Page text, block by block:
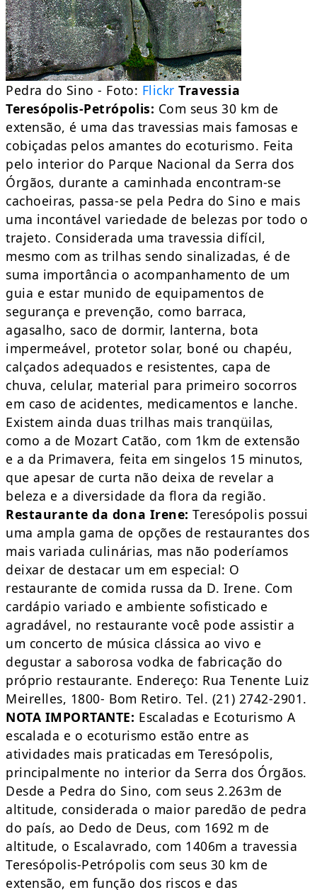
Pedra do Sino - Foto: Flickr Travessia
Teresópolis-Petrópolis: Com seus 30 km de
extensão, é uma das travessias mais famosas e
cobiçadas pelos amantes do ecoturismo. Feita
pelo interior do Parque Nacional da Serra dos
Órgãos, durante a caminhada encontram-se
cachoeiras, passa-se pela Pedra do Sino e mais
uma incontável variedade de belezas por todo o
trajeto. Considerada uma travessia difícil,
mesmo com as trilhas sendo sinalizadas, é de
suma importância o acompanhamento de um
guia e estar munido de equipamentos de
segurança e prevenção, como barraca,
agasalho, saco de dormir, lanterna, bota
impermeável, protetor solar, boné ou chapéu,
calçados adequados e resistentes, capa de
chuva, celular, material para primeiro socorros
em caso de acidentes, medicamentos e lanche.
Existem ainda duas trilhas mais tranqüilas,
como a de Mozart Catão, com 1km de extensão
e a da Primavera, feita em singelos 15 minutos,
que apesar de curta não deixa de revelar a
beleza e a diversidade da flora da região.
Restaurante da dona Irene: Teresópolis possui
uma ampla gama de opções de restaurantes dos
mais variada culinárias, mas não poderíamos
deixar de destacar um em especial: O
restaurante de comida russa da D. Irene. Com
cardápio variado e ambiente sofisticado e
agradável, no restaurante você pode assistir a
um concerto de música clássica ao vivo e
degustar a saborosa vodka de fabricação do
próprio restaurante. Endereço: Rua Tenente Luiz
Meirelles, 1800- Bom Retiro. Tel. (21) 2742-2901.
NOTA IMPORTANTE: Escaladas e Ecoturismo A
escalada e o ecoturismo estão entre as
atividades mais praticadas em Teresópolis,
principalmente no interior da Serra dos Órgãos.
Desde a Pedra do Sino, com seus 2.263m de
altitude, considerada o maior paredão de pedra
do país, ao Dedo de Deus, com 1692 m de
altitude, o Escalavrado, com 1406m a travessia
Teresópolis-Petrópolis com seus 30 km de
extensão, em função dos riscos e das